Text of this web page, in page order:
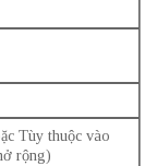
Tùy thuộc vào
rộng)